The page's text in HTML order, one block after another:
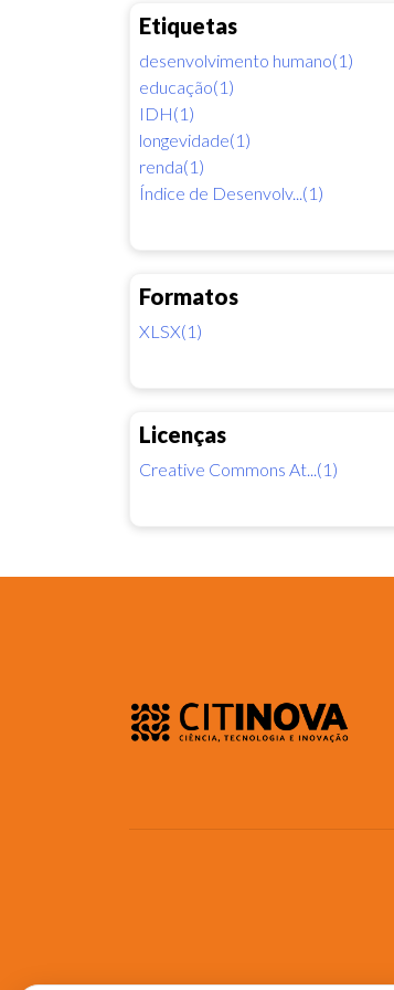
Etiquetas
desenvolvimento humano(1)
educação(1)
IDH(1)
longevidade(1)
renda(1)
Índice de Desenvolv...(1)
Formatos
XLSX(1)
Licenças
Creative Commons At...(1)